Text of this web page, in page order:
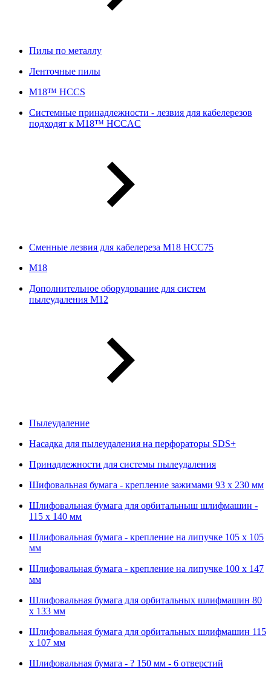
Пилы по металлу
Ленточные пилы
M18™ HCCS
Системные принадлежности - лезвия для кабелерезов
подходят к M18™ HCCAC
Сменные лезвия для кабелереза M18 HCC75
М18
Дополнительное оборудование для систем
пылеудаления М12
Пылеудаление
Насадка для пылеудаления на перфораторы SDS+
Принадлежности для системы пылеудаления
Шифовальная бумага - крепление зажимами 93 х 230 мм
Шлифовальная бумага для орбитальныш шлифмашин -
115 х 140 мм
Шлифовальная бумага - крепление на липучке 105 х 105
мм
Шлифовальная бумага - крепление на липучке 100 х 147
мм
Шлифовальная бумага для орбитальных шлифмашин 80
х 133 мм
Шлифовальная бумага для орбитальных шлифмашин 115
х 107 мм
Шлифовальная бумага - ? 150 мм - 6 отверстий